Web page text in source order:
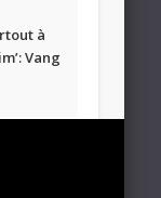
à
Vang